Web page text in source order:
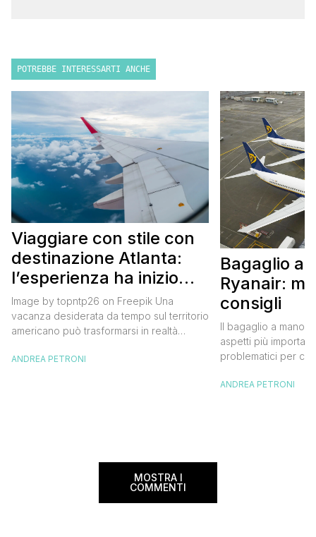
POTREBBE INTERESSARTI ANCHE
Viaggiare con stile con
destinazione Atlanta:
l’esperienza ha inizio
con un volo Air France
Image by topntp26 on Freepik Una
vacanza desiderata da tempo sul territorio
americano può trasformarsi in realtà
France. Tale realtà, fondata nel 1933, ha
ANDREA PETRONI
Bagaglio a
Ryanair:
consigli
Il bagaglio a mano
aspetti più
problematici per chi
bagaglio cambiano
ANDREA PETRONI
MOSTRA I
COMMENTI